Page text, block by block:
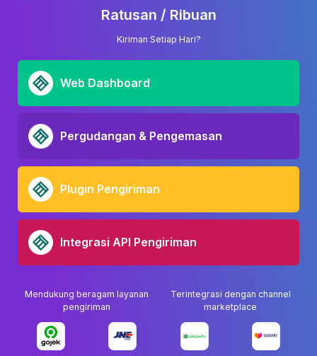
Ratusan / Ribuan
Kiriman Setiap Hari?
Web Dashboard
Pergudangan & Pengemasan
Plugin Pengiriman
Integrasi API Pengiriman
Mendukung beragam layanan
pengiriman
Terintegrasi dengan channel
marketplace